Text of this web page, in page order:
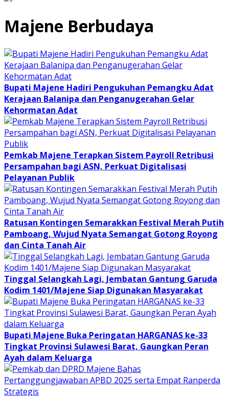
Majene Berbudaya
Bupati Majene Hadiri Pengukuhan Pemangku Adat
Kerajaan Balanipa dan Penganugerahan Gelar
Kehormatan Adat
Pemkab Majene Terapkan Sistem Payroll Retribusi
Persampahan bagi ASN, Perkuat Digitalisasi
Pelayanan Publik
Ratusan Kontingen Semarakkan Festival Merah Putih
Pamboang, Wujud Nyata Semangat Gotong Royong
dan Cinta Tanah Air
Tinggal Selangkah Lagi, Jembatan Gantung Garuda
Kodim 1401/Majene Siap Digunakan Masyarakat
Bupati Majene Buka Peringatan HARGANAS ke-33
Tingkat Provinsi Sulawesi Barat, Gaungkan Peran
Ayah dalam Keluarga